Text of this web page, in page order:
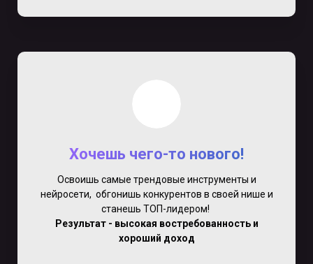
Хочешь чего-то нового!
Освоишь самые трендовые инструменты и
нейросети, обгонишь конкурентов в своей нише и
станешь ТОП-лидером!
Результат - высокая востребованность и
хороший доход